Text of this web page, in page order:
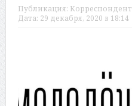
Публикация: Корреспондент
Дата: 29 декабря, 2020 в 18:14